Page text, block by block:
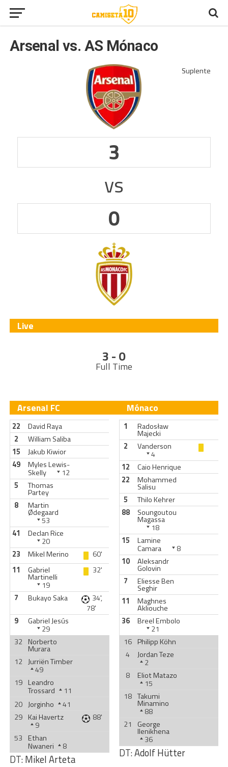
Arsenal vs. AS Mónaco
3
vs
0
Live
3 - 0
Full Time
Arsenal FC
22
David Raya
2
William Saliba
15
Jakub Kiwior
49
Myles Lewis-
Skelly
12
5
Thomas
Partey
8
Martin
Ødegaard
53
41
Declan Rice
20
23
Mikel Merino
60'
11
Gabriel
Martinelli
19
32'
7 Bukayo Saka
34',
78'
9
Gabriel Jesús
29
32 Norberto
Murara
12 Jurriën Timber
49
19 Leandro
Trossard
11
20 Jorginho
41
29 Kai Havertz
9
88'
53 Ethan
Nwaneri 8
DT:Mikel Arteta
Mónaco
1 Radosław
Majecki
2
Vanderson
4
12
Caio Henrique
22
Mohammed
Salisu
5
Thilo Kehrer
88
Soungoutou
Magassa
18
15
Lamine
Camara
8
10
Aleksandr
Golovin
7
Eliesse Ben
Seghir
11
Maghnes
Akliouche
36
Breel Embolo
21
16 Philipp Köhn
4
Jordan Teze
2
8
Eliot Matazo
15
18 Takumi
Minamino
88
21
George
Ilenikhena
36
DT:Adolf Hütter